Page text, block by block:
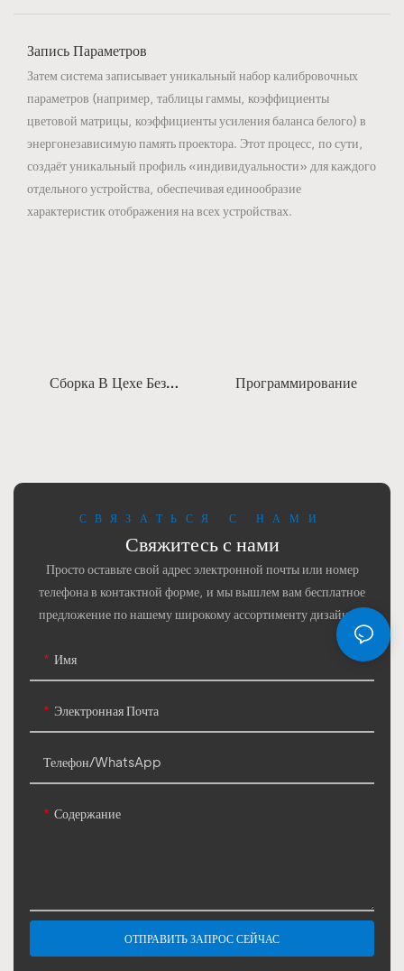
Запись Параметров
Затем система записывает уникальный набор калибровочных
параметров (например, таблицы гаммы, коэффициенты
цветовой матрицы, коэффициенты усиления баланса белого) в
энергонезависимую память проектора. Этот процесс, по сути,
создаёт уникальный профиль «индивидуальности» для каждого
отдельного устройства, обеспечивая единообразие
характеристик отображения на всех устройствах.
Сборка В Цехе Без
Программирование
СВЯЗАТЬСЯ С НАМИ
Свяжитесь с нами
Просто оставьте свой адрес электронной почты или номер
телефона в контактной форме, и мы вышлем вам бесплатное
предложение по нашему широкому ассортименту дизайнов!
Имя
Электронная Почта
Телефон/WhatsApp
Содержание
ОТПРАВИТЬ ЗАПРОС СЕЙЧАС